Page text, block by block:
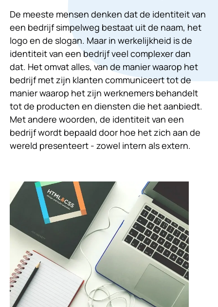
De meeste mensen denken dat de identiteit van
een bedrijf simpelweg bestaat uit de naam, het
logo en de slogan. Maar in werkelijkheid is de
identiteit van een bedrijf veel complexer dan
dat. Het omvat alles, van de manier waarop het
bedrijf met zijn klanten communiceert tot de
manier waarop het zijn werknemers behandelt
tot de producten en diensten die het aanbiedt.
Met andere woorden, de identiteit van een
bedrijf wordt bepaald door hoe het zich aan de
wereld presenteert - zowel intern als extern.